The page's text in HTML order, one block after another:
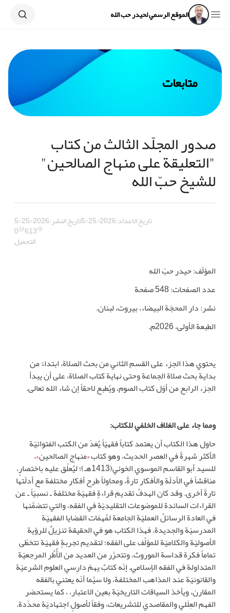
Open sidebarالموقع الرسمي لحيدر حب الله Search
متابعات
صدور المجلّد الثالث من كتاب
"التعليقة على منهاج الصالحين"
للشيخ حبّ الله
تاريخ الاعداد:5/25/2026تاريخ النشر:5/25/2026
613
0
التحميل
المؤلّف: حيدر حبّ الله
عدد الصفحات: 548 صفحة
نشر: دار المحجّة البيضاء، بيروت، لبنان.
الطبعة الأولى، 2026م.
يحتوي هذا الجزء على القسم الثاني من بحث الصلاة، ابتداءً من
بداية بحث صلاة الجماعة وحتى نهاية كتاب الصلاة، على أن يبدأ
الجزء الرابع من أوّل كتاب الصوم، ويُطبع لاحقاً إن شاء الله تعالى.
ومما جاء على الغلاف الخلفي للكتاب:
حاول هذا الكتاب أن يعتمد كتاباً فقهيّاً يُعَدّ من الكتب الفتوائيّة
الأكثر شهرةً في العصر الحديث، وهو كتاب«منهاج الصالحين»،
للسيد أبو القاسم الموسوي الخوئي(1413هـ)؛ ليُعلِّق عليه باختصارٍ،
مناقشاً في الأدلّة والأفكار تارةً، ومحاولاً طرح أفكار مختلفة مع أدلّتها
تارةً أخرى. وقد كان الهدفُ تقديمَ قراءةٍ فقهيّة مختلفة ـ نسبيّاً ـ عن
القراءات السائدة للموضوعات التقليديّة في الفقه، والتي تتضمَّنها
في العادة الرسائلُ العمليّة الجامعة لمُهمّات القضايا الفقهيّة
المدرسيّة والجديدة. فهذا الكتاب هو في الحقيقة تنزيلٌ للرؤية
الأصوليّة والكلاميّة للمؤلِّف على الفقه؛ لتقديم تجربةٍ فقهيّة تتخطّى
تماماً فكرة قداسة الموروث، وتتحرَّر من العديد من الأُطُر المرجعيّة
المتداولة في الفقه الإسلاميّ. إنّه كتابٌ يهمّ دارِسي العلوم الشرعيّة
والقانونيّة عند المذاهب المختلفة، ولا سيَّما أنّه يعتني بالفقه
المقارن، ويأخذ السياقات التاريخيّة بعين الاعتبار، ، كما يستحضر
الفهم العِلَلي والمقاصدي للتشريعات، وفقاً لأصولٍ اجتهاديّة محدّدة.